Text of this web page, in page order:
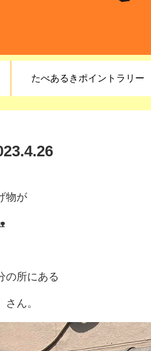
たべあるきポイントラリー
物が
の所にある
ん。